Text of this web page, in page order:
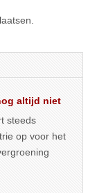
altijd niet
steeds
op voor het